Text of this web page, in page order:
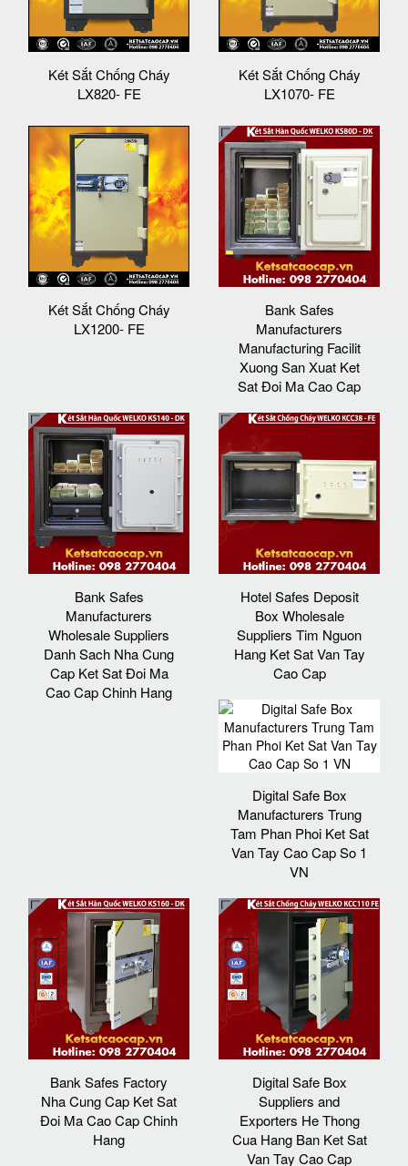
Két Sắt Chống Cháy
LX820- FE
Két Sắt Chống Cháy
LX1070- FE
Két Sắt Chống Cháy
LX1200- FE
Bank Safes
Manufacturers
Manufacturing Facilit
Xuong San Xuat Ket
Sat Đoi Ma Cao Cap
Bank Safes
Manufacturers
Wholesale Suppliers
Danh Sach Nha Cung
Cap Ket Sat Đoi Ma
Cao Cap Chinh Hang
Hotel Safes Deposit
Box Wholesale
Suppliers Tim Nguon
Hang Ket Sat Van Tay
Cao Cap
Digital Safe Box
Manufacturers Trung
Tam Phan Phoi Ket Sat
Van Tay Cao Cap So 1
VN
Bank Safes Factory
Nha Cung Cap Ket Sat
Đoi Ma Cao Cap Chinh
Hang
Digital Safe Box
Suppliers and
Exporters He Thong
Cua Hang Ban Ket Sat
Van Tay Cao Cap